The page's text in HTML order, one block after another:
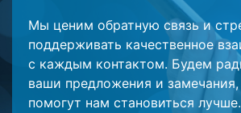
Мы ценим обратную связь и
поддерживать качественное
с каждым контактом. Будем
ваши предложения и
помогут нам становиться